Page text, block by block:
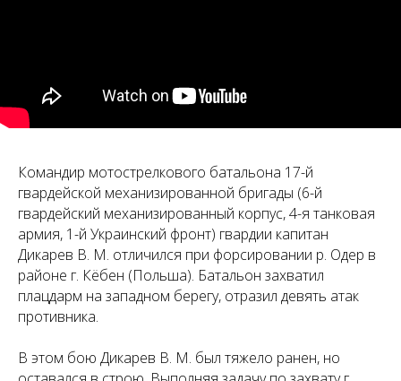
Командир мотострелкового батальона 17-й
гвардейской механизированной бригады (6-й
гвардейский механизированный корпус, 4-я танковая
армия, 1-й Украинский фронт) гвардии капитан
Дикарев В. М. отличился при форсировании р. Одер в
районе г. Кёбен (Польша). Батальон захватил
плацдарм на западном берегу, отразил девять атак
противника.
В этом бою Дикарев В. М. был тяжело ранен, но